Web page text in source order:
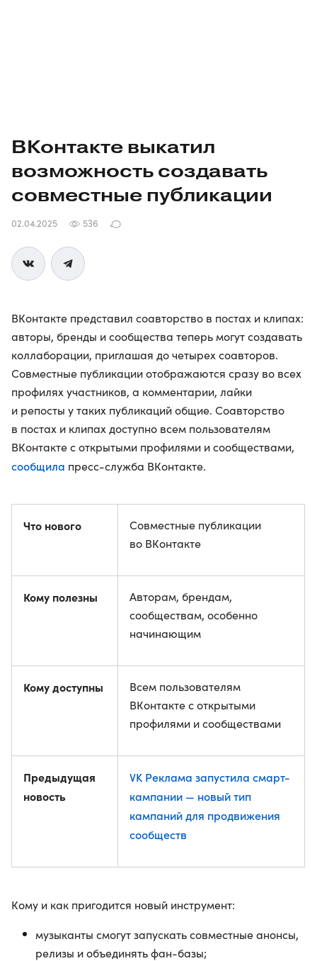
ВКонтакте выкатил
возможность создавать
совместные публикации
02.04.2025 536
ВКонтакте представил соавторство в постах и клипах:
авторы, бренды и сообщества теперь могут создавать
коллаборации, приглашая до четырех соавторов.
Совместные публикации отображаются сразу во всех
профилях участников, а комментарии, лайки
и репосты у таких публикаций общие. Соавторство
в постах и клипах доступно всем пользователям
ВКонтакте с открытыми профилями и сообществами,
сообщила пресс-служба ВКонтакте.
Что нового
Совместные публикации
во ВКонтакте
Кому полезны
Авторам, брендам,
сообществам, особенно
начинающим
Кому доступны
Всем пользователям
ВКонтакте с открытыми
профилями и сообществами
Предыдущая
новость
VK Реклама запустила смарт-
кампании — новый тип
кампаний для продвижения
сообществ
Кому и как пригодится новый инструмент:
музыканты смогут запускать совместные анонсы,
релизы и объединять фан-базы;